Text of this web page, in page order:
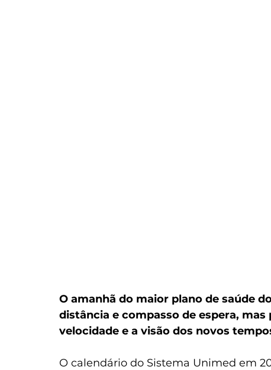
O amanhã do maior plano de saúde
distância e compasso de espera,
velocidade e a visão dos novos
O calendário do Sistema Unimed em